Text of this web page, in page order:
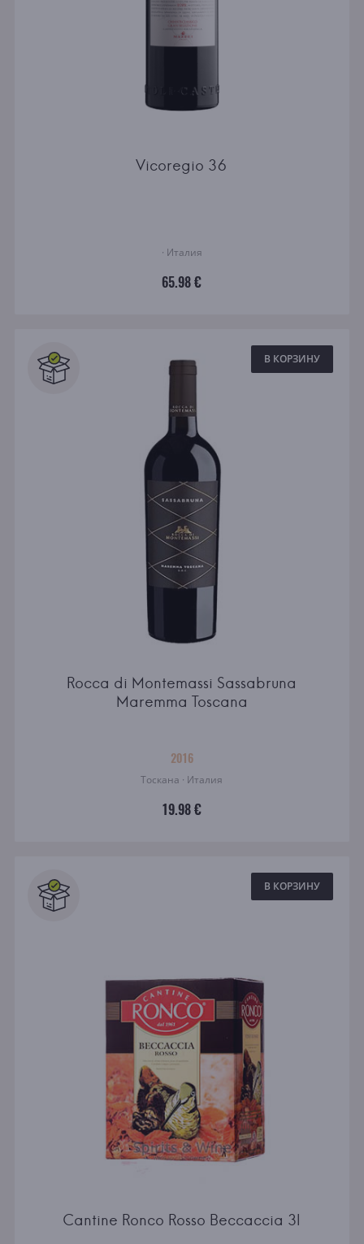
Vicoregio 36
· Италия
65.98 €
В КОРЗИНУ
Rocca di Montemassi Sassabruna
Maremma Toscana
2016
Тоскана · Италия
19.98 €
В КОРЗИНУ
Cantine Ronco Rosso Beccaccia 3l